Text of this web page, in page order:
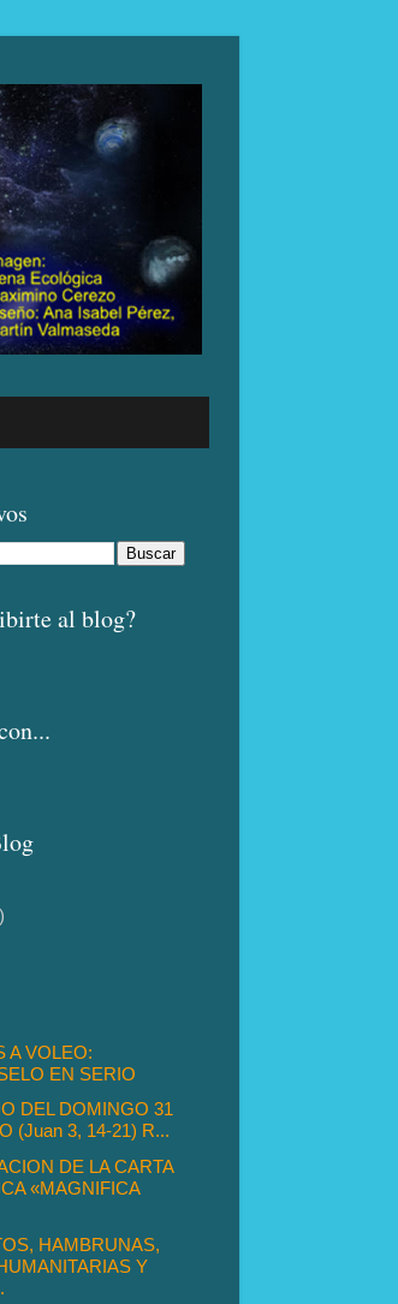
al blog?
A VOLEO:
EN SERIO
DEL DOMINGO 31
(Juan 3, 14-21) R...
DE LA CARTA
«MAGNIFICA
HAMBRUNAS,
Y